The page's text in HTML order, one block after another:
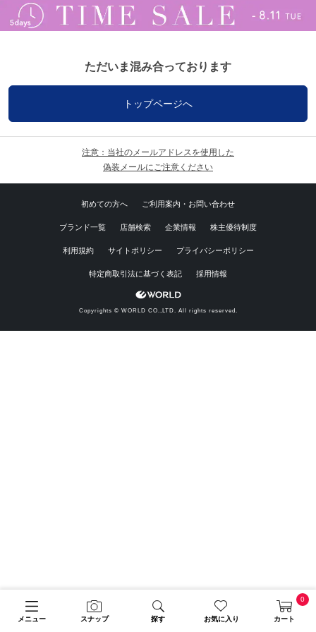
メニュー スナップ 探す お気に入り カート
0
ただいま混み合っております
トップページへ
注意：当社のメールアドレスを使用した
偽装メールにご注意ください
初めての方へ ご利用案内・お問い合わせ
ブランド一覧 店舗検索 企業情報 株主優待制度
利用規約 サイトポリシー プライバシーポリシー
特定商取引法に基づく表記 採用情報
Copyrights © WORLD CO.,LTD. All rights reserved.